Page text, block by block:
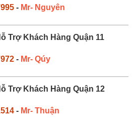
- Mr- Nguyên
Trợ Khách Hàng Quận 11
- Mr- Qúy
Trợ Khách Hàng Quận 12
- Mr- Thuận